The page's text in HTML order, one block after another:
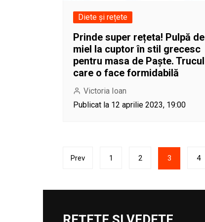
Diete și rețete
Prinde super rețeta! Pulpă de
miel la cuptor în stil grecesc
pentru masa de Paște. Trucul
care o face formidabilă
Victoria Ioan
Publicat la 12 aprilie 2023, 19:00
Paginație
Prev 1 2 3 4